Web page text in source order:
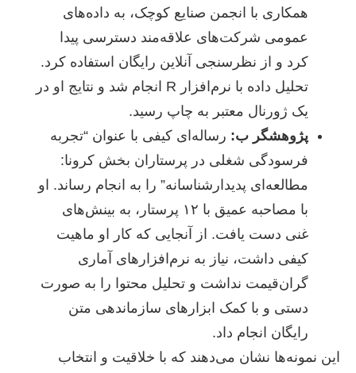
همکاری با انجمن صنایع کوچک، به داده‌های
عمومی شرکت‌های علاقه‌مند دسترسی پیدا
کرد و از نظرسنجی آنلاین رایگان استفاده کرد.
تحلیل داده با نرم‌افزار R انجام شد و نتایج او در
یک ژورنال معتبر به چاپ رسید.
پژوهشگر ب: رساله‌ای کیفی با عنوان “تجربه
فرسودگی شغلی در پرستاران بخش کرونا:
مطالعه‌ای پدیدارشناسانه” را به انجام رساند. او
با مصاحبه عمیق با ۱۲ پرستار، به بینش‌های
غنی دست یافت. از آنجایی که کار او ماهیت
کیفی داشت، نیاز به نرم‌افزارهای آماری
گران‌قیمت نداشت و تحلیل محتوا را به صورت
دستی و با کمک ابزارهای سازماندهی متن
رایگان انجام داد.
این نمونه‌ها نشان می‌دهند که با خلاقیت و انتخاب